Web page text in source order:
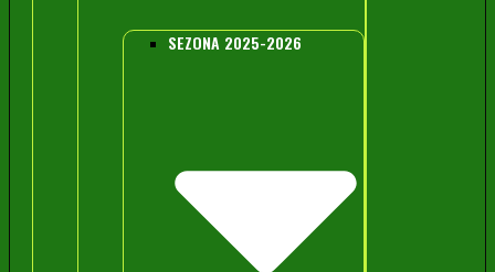
SEZONA 2025-2026